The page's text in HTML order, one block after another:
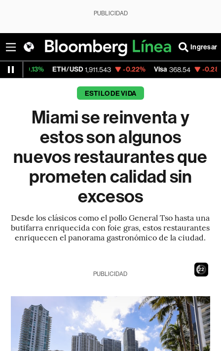
PUBLICIDAD
Ingresar
ETH/USD 1,911.543 -0.22% Visa 368.54 -0.28%
ESTILO DE VIDA
Miami se reinventa y
estos son algunos
nuevos restaurantes que
prometen calidad sin
excesos
Desde los clásicos como el pollo General Tso hasta una
butifarra enriquecida con foie gras, estos restaurantes
enriquecen el panorama gastronómico de la ciudad.
21
PUBLICIDAD